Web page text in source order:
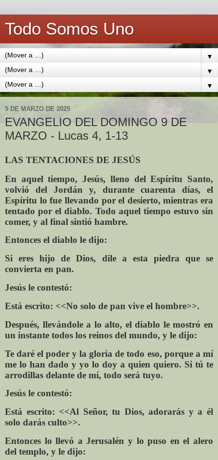
Todo Somos Uno
▼
▼
▼
5 DE MARZO DE 2025
EVANGELIO DEL DOMINGO 9 DE
MARZO - Lucas 4, 1-13
LAS TENTACIONES DE JESÚS
En aquel tiempo, Jesús, lleno del Espíritu Santo,
volvió del Jordán y, durante cuarenta días, el
Espíritu lo fue llevando por el desierto, mientras era
tentado por el diablo. Todo aquel tiempo estuvo sin
comer, y al final sintió hambre.
Entonces el diablo le dijo:
Si eres hijo de Dios, dile a esta piedra que se
convierta en pan.
Jesús le contestó:
Está escrito: <<No solo de pan vive el hombre>>.
Después, llevándole a lo alto, el diablo le mostró en
un instante todos los reinos del mundo, y le dijo:
Te daré el poder y la gloria de todo eso, porque a mí
me lo han dado y yo lo doy a quien quiero. Si tú te
arrodillas delante de mí, todo será tuyo.
Jesús le contestó:
Está escrito: <<Al Señor, tu Dios, adorarás y a él
solo darás culto>>.
Entonces lo llevó a Jerusalén y lo puso en el alero
del templo, y le dijo: